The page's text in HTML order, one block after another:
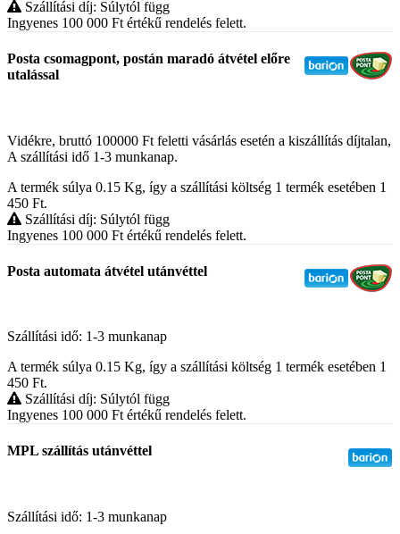
Szállítási díj: Súlytól függ
Ingyenes 100 000 Ft értékű rendelés felett.
Posta csomagpont, postán maradó átvétel előre
utalással
Vidékre, bruttó 100000 Ft feletti vásárlás esetén a kiszállítás díjtalan,
A szállítási idő 1-3 munkanap.
A termék súlya 0.15 Kg, így a szállítási költség 1 termék esetében 1
450 Ft.
Szállítási díj: Súlytól függ
Ingyenes 100 000 Ft értékű rendelés felett.
Posta automata átvétel utánvéttel
Szállítási idő: 1-3 munkanap
A termék súlya 0.15 Kg, így a szállítási költség 1 termék esetében 1
450 Ft.
Szállítási díj: Súlytól függ
Ingyenes 100 000 Ft értékű rendelés felett.
MPL szállítás utánvéttel
Szállítási idő: 1-3 munkanap